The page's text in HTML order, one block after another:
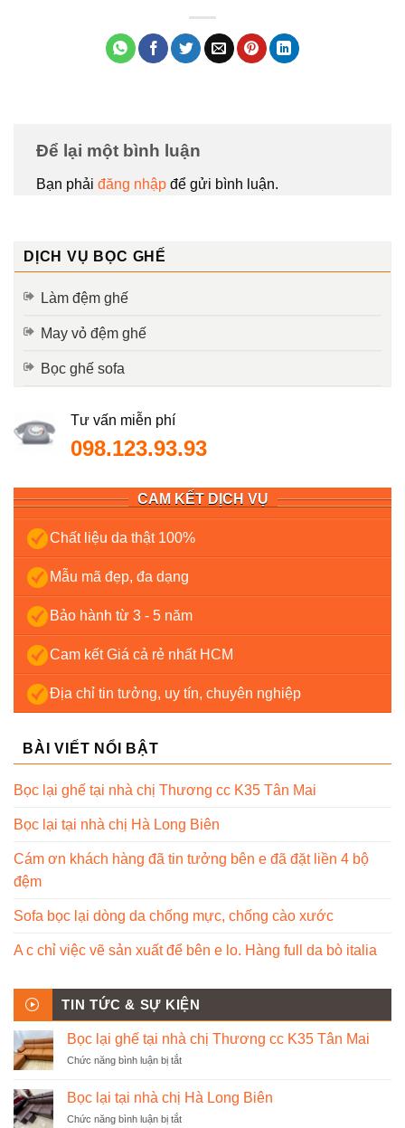
Để lại một bình luận
Bạn phải đăng nhập để gửi bình luận.
DỊCH VỤ BỌC GHẾ
Làm đệm ghế
May vỏ đệm ghế
Bọc ghế sofa
Tư vấn miễn phí
098.123.93.93
CAM KẾT DỊCH VỤ
Chất liệu da thật 100%
Mẫu mã đẹp, đa dạng
Bảo hành từ 3 - 5 năm
Cam kết Giá cả rẻ nhất HCM
Địa chỉ tin tưởng, uy tín, chuyên nghiệp
BÀI VIẾT NỔI BẬT
Bọc lại ghế tại nhà chị Thương cc K35 Tân Mai
Bọc lại tại nhà chị Hà Long Biên
Cám ơn khách hàng đã tin tưởng bên e đã đặt liền 4 bộ
đệm
Sofa bọc lại dòng da chống mực, chống cào xước
A c chỉ việc vẽ sản xuất để bên e lo. Hàng full da bò italia
TIN TỨC & SỰ KIỆN
Bọc lại ghế tại nhà chị Thương cc K35 Tân Mai
Chức năng bình luận bị tắtở
lại
ghế
tại
Bọc lại tại nhà chị Hà Long Biên
Chức năng bình luận bị tắtở